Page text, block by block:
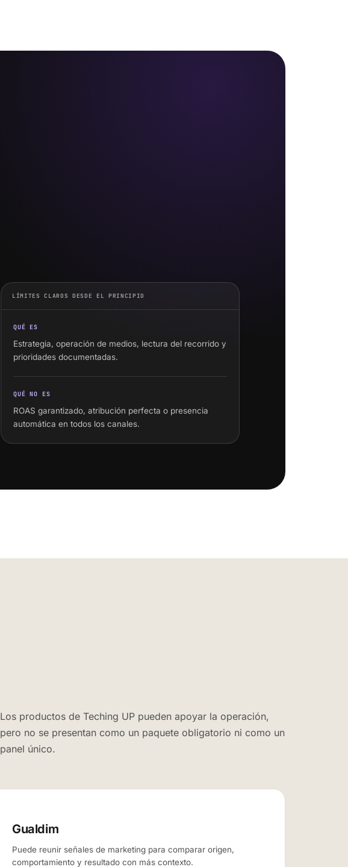
LÍMITES CLAROS DESDE EL PRINCIPIO
QUÉ ES
Estrategia, operación de medios, lectura del recorrido y
prioridades documentadas.
QUÉ NO ES
ROAS garantizado, atribución perfecta o presencia
automática en todos los canales.
Los productos de Teching UP pueden apoyar la operación,
pero no se presentan como un paquete obligatorio ni como un
panel único.
Gualdim
Puede reunir señales de marketing para comparar origen,
comportamiento y resultado con más contexto.